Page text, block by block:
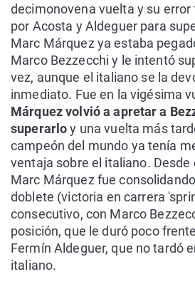
decimonovena vuelta y su
por Acosta y Aldeguer para
Marc Márquez ya estaba
Marco Bezzecchi y le intentó
vez, aunque el italiano se la
inmediato. Fue en la vigésima
Márquez volvió a apretar a
superarloy una vuelta más
campeón del mundo ya tenía
ventaja sobre el italiano. Desde
Marc Márquez fue
doblete (victoria en carrera
consecutivo, con Marco
posición, que le duró poco
Fermín Aldeguer, que no tardó
italiano.